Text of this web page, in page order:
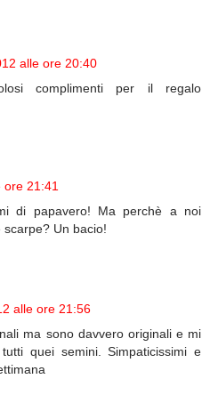
alle ore 20:40
complimenti per il regalo
21:41
di papavero! Ma perchè a noi
Un bacio!
alle ore 21:56
ma sono davvero originali e mi
quei semini. Simpaticissimi e